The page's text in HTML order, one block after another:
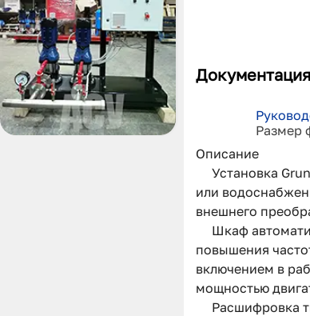
Документация
Размер
Описание
Установка
или
внешнего
Шкаф
повышения
включением в
мощностью
Расшифровка